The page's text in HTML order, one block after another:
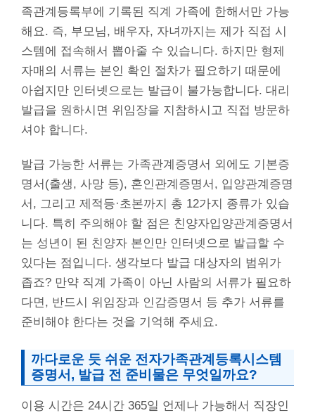
족관계등록부에 기록된 직계 가족에 한해서만 가능
해요. 즉, 부모님, 배우자, 자녀까지는 제가 직접 시
스템에 접속해서 뽑아줄 수 있습니다. 하지만 형제
자매의 서류는 본인 확인 절차가 필요하기 때문에
아쉽지만 인터넷으로는 발급이 불가능합니다. 대리
발급을 원하시면 위임장을 지참하시고 직접 방문하
셔야 합니다.
발급 가능한 서류는 가족관계증명서 외에도 기본증
명서(출생, 사망 등), 혼인관계증명서, 입양관계증명
서, 그리고 제적등·초본까지 총 12가지 종류가 있습
니다. 특히 주의해야 할 점은 친양자입양관계증명서
는 성년이 된 친양자 본인만 인터넷으로 발급할 수
있다는 점입니다. 생각보다 발급 대상자의 범위가
좁죠? 만약 직계 가족이 아닌 사람의 서류가 필요하
다면, 반드시 위임장과 인감증명서 등 추가 서류를
준비해야 한다는 것을 기억해 주세요.
까다로운 듯 쉬운 전자가족관계등록시스템
증명서 , 발급 전 준비물은 무엇일까요?
이용 시간은 24시간 365일 언제나 가능해서 직장인